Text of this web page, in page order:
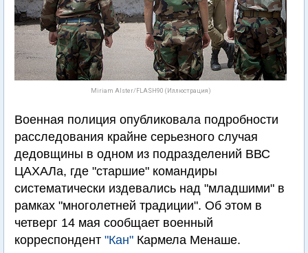
Miriam Alster/FLASH90 (Иллюстрация)
Военная полиция опубликовала подробности
расследования крайне серьезного случая
дедовщины в одном из подразделений ВВС
ЦАХАЛа, где "старшие" командиры
систематически издевались над "младшими" в
рамках "многолетней традиции". Об этом в
четверг 14 мая сообщает военный
корреспондент "Кан" Кармела Менаше.